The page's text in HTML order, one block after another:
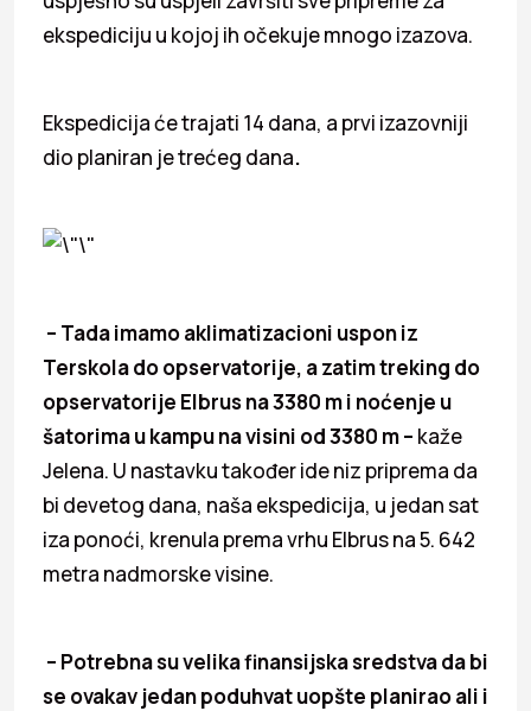
ekspediciju u kojoj ih očekuje mnogo izazova.
Ekspedicija će trajati 14 dana, a prvi izazovniji
dio planiran je trećeg dana.
– Tada imamo aklimatizacioni uspon iz
Terskola do opservatorije, a zatim treking do
opservatorije Elbrus na 3380 m i noćenje u
šatorima u kampu na visini od 3380 m – kaže
Jelena. U nastavku također ide niz priprema da
bi devetog dana, naša ekspedicija, u jedan sat
iza ponoći, krenula prema vrhu Elbrus na 5. 642
metra nadmorske visine.
– Potrebna su velika finansijska sredstva da bi
se ovakav jedan poduhvat uopšte planirao ali i